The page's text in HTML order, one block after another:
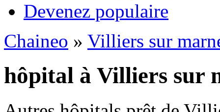
Devenez populaire
Chaineo » Villiers sur
hôpital à Villiers sur